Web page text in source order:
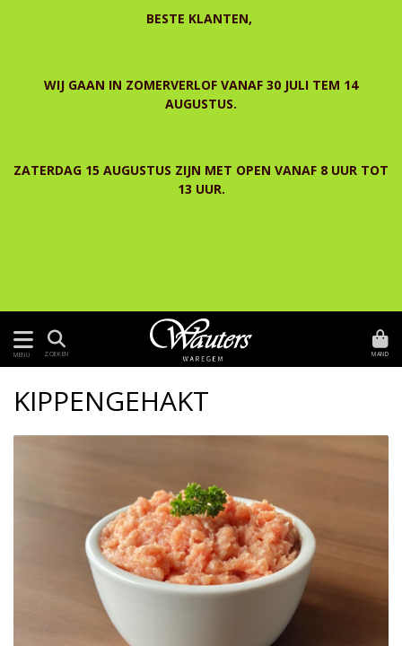
BESTE KLANTEN,
WIJ GAAN IN ZOMERVERLOF VANAF 30 JULI TEM 14
AUGUSTUS.
ZATERDAG 15 AUGUSTUS ZIJN MET OPEN VANAF 8 UUR TOT
13 UUR.
MENU ZOEKEN MAND
KIPPENGEHAKT